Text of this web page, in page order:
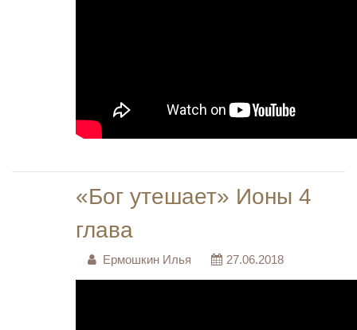
«Бог утешает» Ионы 4
глава
Ермошкин Илья 27.06.2018